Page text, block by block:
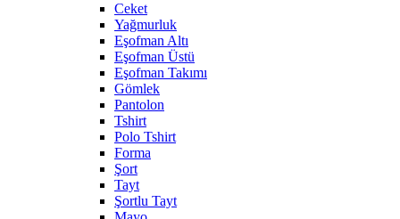
Ceket
Yağmurluk
Eşofman Altı
Eşofman Üstü
Eşofman Takımı
Gömlek
Pantolon
Tshirt
Polo Tshirt
Forma
Şort
Tayt
Şortlu Tayt